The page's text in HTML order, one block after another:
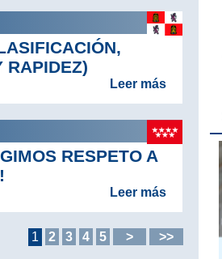
RAPIDEZ)
Leer más
RESPETO A
Leer más
1 2 3 4 5 > >>